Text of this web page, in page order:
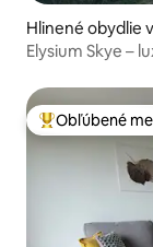
Hlinené obydlie
Elysium Skye –
Obľúbené